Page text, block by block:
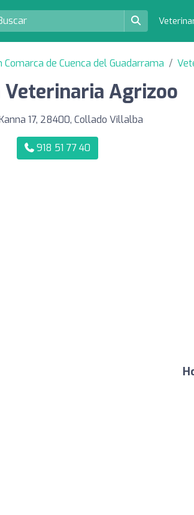
Comarca de Cuenca del Guadarrama
Veterinaria Agrizoo
17, 28400, Collado Villalba
918 51 77 40